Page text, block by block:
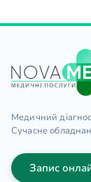
Медичний
Сучасне
Запис